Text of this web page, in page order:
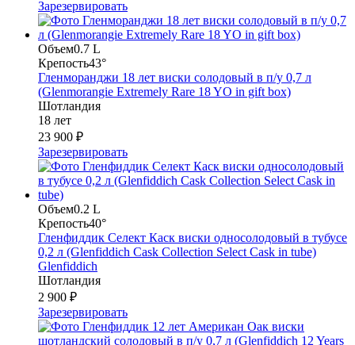
Зарезервировать
Объем0.7 L
Крепость43°
Гленморанджи 18 лет виски солодовый в п/у 0,7 л
(Glenmorangie Extremely Rare 18 YO in gift box)
Шотландия
18 лет
23 900 ₽
Зарезервировать
Объем0.2 L
Крепость40°
Гленфиддик Селект Каск виски односолодовый в тубусе
0,2 л (Glenfiddich Cask Collection Select Cask in tube)
Glenfiddich
Шотландия
2 900 ₽
Зарезервировать